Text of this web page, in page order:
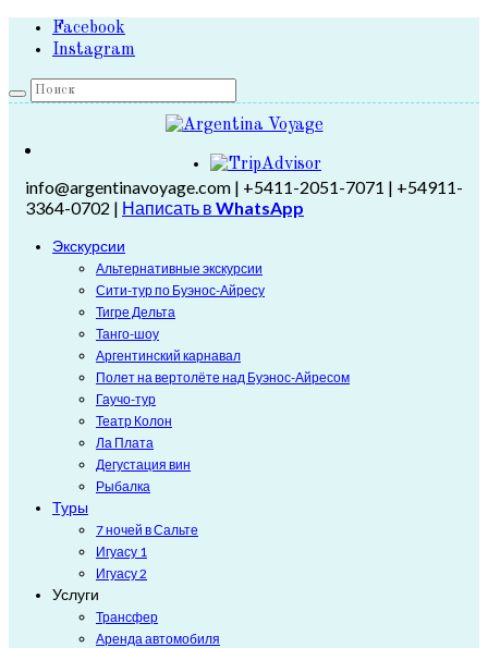
Facebook
Instagram
info@argentinavoyage.com | +5411-2051-7071 | +54911-
3364-0702 | Написать в WhatsApp
Экскурсии
Альтернативные экскурсии
Сити-тур по Буэнос-Айресу
Тигре Дельта
Танго-шоу
Аргентинский карнавал
Полет на вертолёте над Буэнос-Айресом
Гаучо-тур
Театр Колон
Ла Плата
Дегустация вин
Рыбалка
Туры
7 ночей в Сальте
Игуасу 1
Игуасу 2
Услуги
Трансфер
Аренда автомобиля